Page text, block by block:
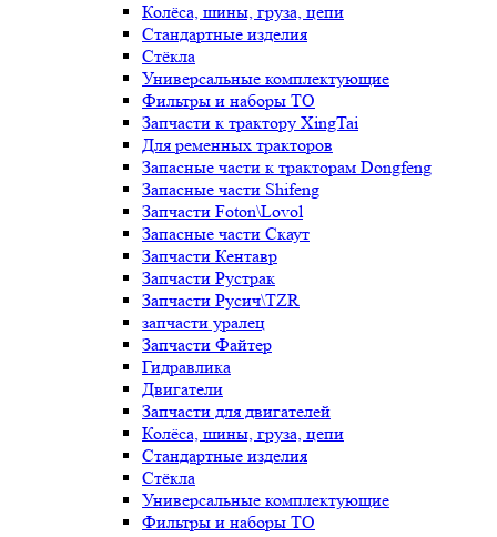
Колёса, шины, груза, цепи
Стандартные изделия
Стёкла
Универсальные комплектующие
Фильтры и наборы ТО
Запчасти к трактору XingTai
Для ременных тракторов
Запасные части к тракторам Dongfeng
Запасные части Shifeng
Запчасти Foton\Lovol
Запасные части Скаут
Запчасти Кентавр
Запчасти Рустрак
Запчасти Русич\TZR
запчасти уралец
Запчасти Файтер
Гидравлика
Двигатели
Запчасти для двигателей
Колёса, шины, груза, цепи
Стандартные изделия
Стёкла
Универсальные комплектующие
Фильтры и наборы ТО